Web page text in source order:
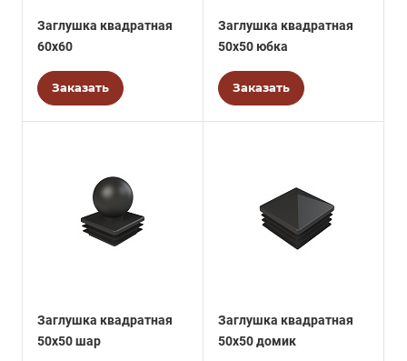
Заглушка квадратная
60х60
Заказать
Заглушка квадратная
50х50 юбка
Заказать
Заглушка квадратная
50х50 шар
Заглушка квадратная
50х50 домик